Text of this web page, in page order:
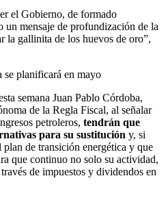
el Gobierno, de formado
un mensaje de profundización de la
la gallinita de los huevos de oro”,
se planificará en mayo
semana Juan Pablo Córdoba,
de la Regla Fiscal, al señalar
petroleros, tendrán que
para su sustitución y, si
plan de transición energética y que
que continuo no solo su actividad,
de impuestos y dividendos en